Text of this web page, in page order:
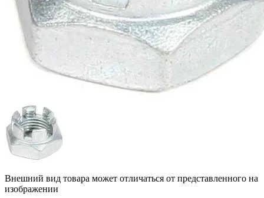
Внешний вид товара может отличаться от представленного на
изображении